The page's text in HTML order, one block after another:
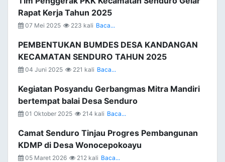
Rapat Kerja Tahun 2025
07 Mei 2025 223 kali Baca...
PEMBENTUKAN BUMDES DESA KANDANGAN
KECAMATAN SENDURO TAHUN 2025
04 Juni 2025 221 kali Baca...
Kegiatan Posyandu Gerbangmas Mitra Mandiri
bertempat balai Desa Senduro
01 Oktober 2025 214 kali Baca...
Camat Senduro Tinjau Progres Pembangunan
KDMP di Desa Wonocepokoayu
05 Maret 2026 212 kali Baca...